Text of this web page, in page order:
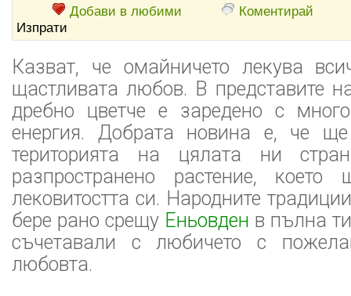
Добави в любими
Коментирай
Изпрати
Казват, че омайничето лекува
щастливата любов. В представите
дребно цветче е заредено с
енергия. Добрата новина е, че
територията на цялата ни
разпространено растение,
лековитостта си. Народните
бере рано срещу Еньовден в пълна
съчетавали с любичето с
любовта.